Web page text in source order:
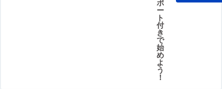
ポ
ー
ト
付
き
で
始
め
よ
う
！